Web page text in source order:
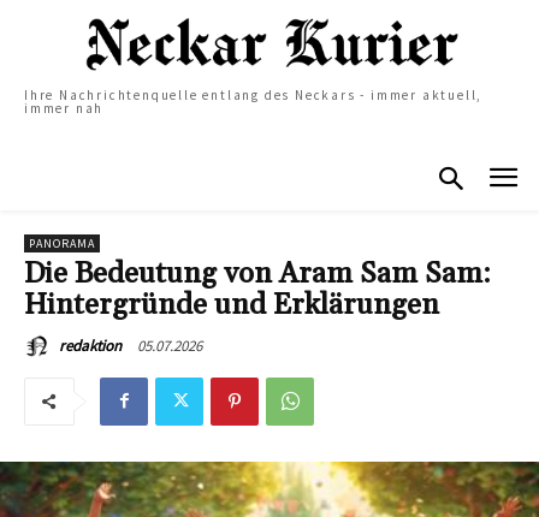
Ihre Nachrichtenquelle entlang des Neckars - immer aktuell,
immer nah
PANORAMA
Die Bedeutung von Aram Sam Sam:
Hintergründe und Erklärungen
redaktion 05.07.2026